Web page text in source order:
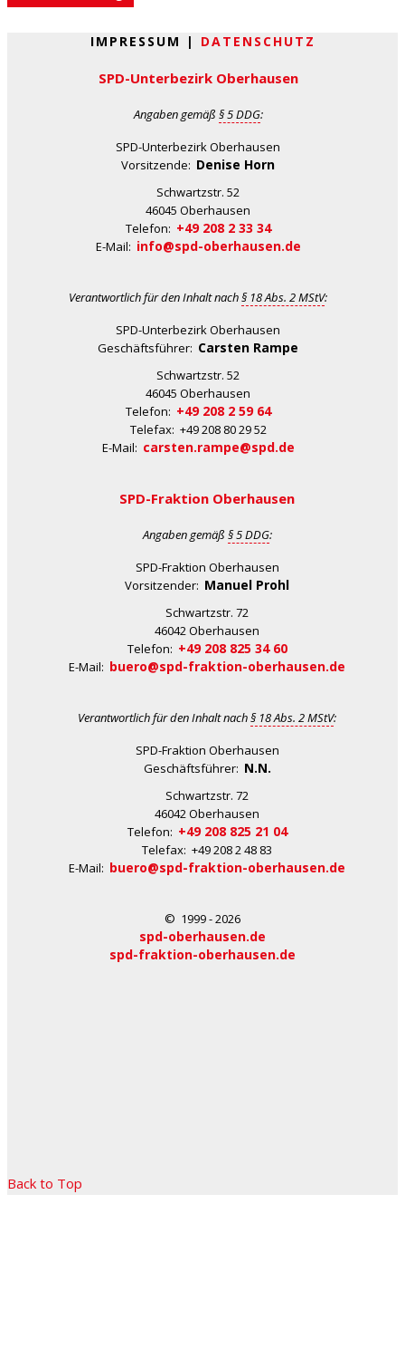
IMPRESSUM | DATENSCHUTZ
SPD-Unterbezirk Oberhausen
Angaben gemäß § 5 DDG:
SPD-Unterbezirk Oberhausen
Vorsitzende: Denise Horn
Schwartzstr. 52
46045 Oberhausen
Telefon: +49 208 2 33 34
E-Mail: info@spd-oberhausen.de
Verantwortlich für den Inhalt nach§ 18 Abs. 2 MStV:
SPD-Unterbezirk Oberhausen
Geschäftsführer: Carsten Rampe
Schwartzstr. 52
46045 Oberhausen
Telefon: +49 208 2 59 64
Telefax: +49 208 80 29 52
E-Mail: carsten.rampe@spd.de
SPD-Fraktion Oberhausen
Angaben gemäß § 5 DDG:
SPD-Fraktion Oberhausen
Vorsitzender: Manuel Prohl
Schwartzstr. 72
46042 Oberhausen
Telefon: +49 208 825 34 60
E-Mail: buero@spd-fraktion-oberhausen.de
Verantwortlich für den Inhalt nach§ 18 Abs. 2 MStV:
SPD-Fraktion Oberhausen
Geschäftsführer: N.N.
Schwartzstr. 72
46042 Oberhausen
Telefon: +49 208 825 21 04
Telefax: +49 208 2 48 83
E-Mail: buero@spd-fraktion-oberhausen.de
© 1999 - 2026
spd-oberhausen.de
spd-fraktion-oberhausen.de
Back to Top